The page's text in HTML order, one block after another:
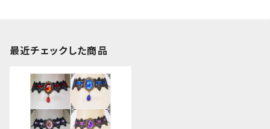
最近チェックした商品